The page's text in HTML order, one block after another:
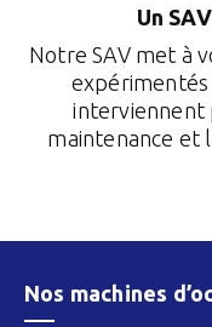
Un
Notre SAV met à
expérimentés
interviennent
maintenance et
Nos machines